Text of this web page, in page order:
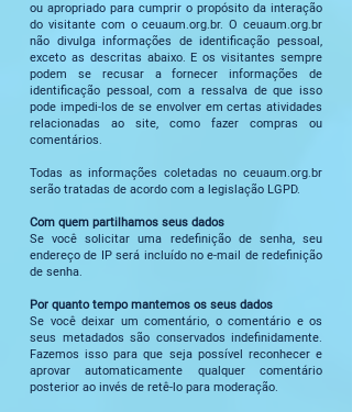
ou apropriado para cumprir o propósito da interação
do visitante com o ceuaum.org.br. O ceuaum.org.br
não divulga informações de identificação pessoal,
exceto as descritas abaixo. E os visitantes sempre
podem se recusar a fornecer informações de
identificação pessoal, com a ressalva de que isso
pode impedi-los de se envolver em certas atividades
relacionadas ao site, como fazer compras ou
comentários.
Todas as informações coletadas no ceuaum.org.br
serão tratadas de acordo com a legislação LGPD.
Com quem partilhamos seus dados
Se você solicitar uma redefinição de senha, seu
endereço de IP será incluído no e-mail de redefinição
de senha.
Por quanto tempo mantemos os seus dados
Se você deixar um comentário, o comentário e os
seus metadados são conservados indefinidamente.
Fazemos isso para que seja possível reconhecer e
aprovar automaticamente qualquer comentário
posterior ao invés de retê-lo para moderação.